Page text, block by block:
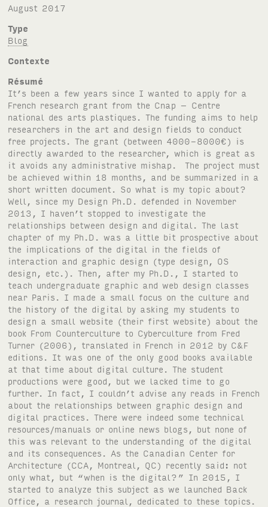
August 2017
Type
Blog
Contexte
Résumé
It’s been a few years since I wanted to apply for a
French research grant from the Cnap – Centre
national des arts plastiques. The funding aims to help
researchers in the art and design fields to conduct
free projects. The grant (between 4000-8000€) is
directly awarded to the researcher, which is great as
it avoids any administrative mishap. The project must
be achieved within 18 months, and be summarized in a
short written document. So what is my topic about?
Well, since my Design Ph.D. defended in November
2013, I haven’t stopped to investigate the
relationships between design and digital. The last
chapter of my Ph.D. was a little bit prospective about
the implications of the digital in the fields of
interaction and graphic design (type design, OS
design, etc.). Then, after my Ph.D., I started to
teach undergraduate graphic and web design classes
near Paris. I made a small focus on the culture and
the history of the digital by asking my students to
design a small website (their first website) about the
book From Counterculture to Cyberculture from Fred
Turner (2006), translated in French in 2012 by C&F
editions. It was one of the only good books available
at that time about digital culture. The student
productions were good, but we lacked time to go
further. In fact, I couldn’t advise any reads in French
about the relationships between graphic design and
digital practices. There were indeed some technical
resources/manuals or online news blogs, but none of
this was relevant to the understanding of the digital
and its consequences. As the Canadian Center for
Architecture (CCA, Montreal, QC) recently said: not
only what, but “when is the digital?” In 2015, I
started to analyze this subject as we launched Back
Office, a research journal, dedicated to these topics.